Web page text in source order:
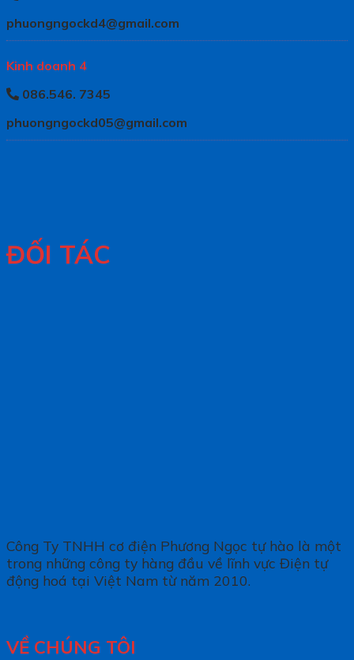
phuongngockd4@gmail.com
Kinh doanh 4
086.546. 7345
phuongngockd05@gmail.com
ĐỐI TÁC
Công Ty TNHH cơ điện Phương Ngọc tự hào là một
trong những công ty hàng đầu về lĩnh vực Điện tự
động hoá tại Việt Nam từ năm 2010.
VỀ CHÚNG TÔI